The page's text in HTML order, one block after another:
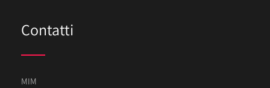
Contatti
MIM